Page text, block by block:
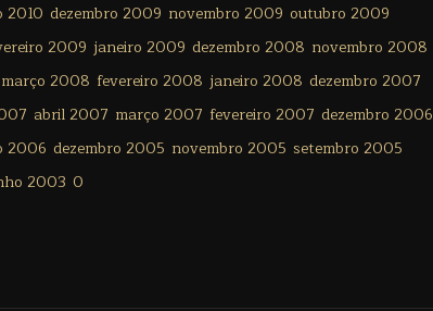
2010 dezembro 2009 novembro 2009 outubro 2009
2009 janeiro 2009 dezembro 2008 novembro 2008
março 2008 fevereiro 2008 janeiro 2008 dezembro 2007
abril 2007 março 2007 fevereiro 2007 dezembro 2006
2006 dezembro 2005 novembro 2005 setembro 2005
2003 0